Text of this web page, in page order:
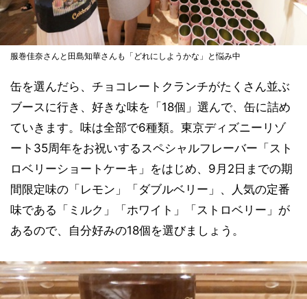
服巻佳奈さんと田島知華さんも「どれにしようかな」と悩み中
缶を選んだら、チョコレートクランチがたくさん並ぶ
ブースに行き、好きな味を「18個」選んで、缶に詰め
ていきます。味は全部で6種類。東京ディズニーリゾ
ート35周年をお祝いするスペシャルフレーバー「スト
ロベリーショートケーキ」をはじめ、9月2日までの期
間限定味の「レモン」「ダブルベリー」、人気の定番
味である「ミルク」「ホワイト」「ストロベリー」が
あるので、自分好みの18個を選びましょう。